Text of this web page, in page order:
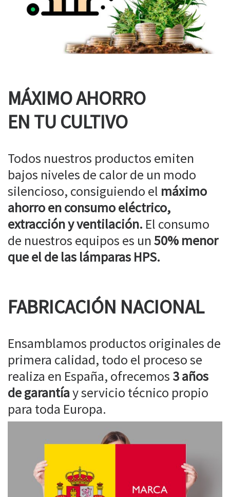
MÁXIMO AHORRO
EN TU CULTIVO
Todos nuestros productos emiten
bajos niveles de calor de un modo
silencioso, consiguiendo el máximo
ahorro en consumo eléctrico,
extracción y ventilación. El consumo
de nuestros equipos es un50% menor
que el de las lámparas HPS.
FABRICACIÓN NACIONAL
Ensamblamos productos originales de
primera calidad, todo el proceso se
realiza en España, ofrecemos 3 años
de garantíay servicio técnico propio
para toda Europa.